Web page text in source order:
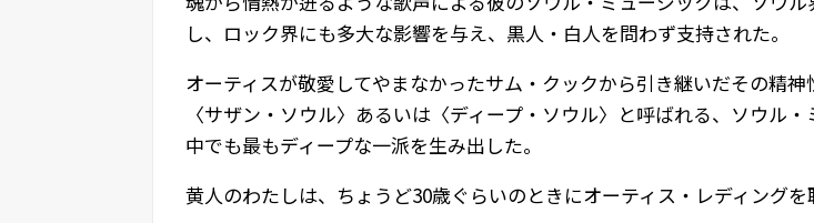
し、ロック界にも多大な影響を与え、黒人・白人を問わず支持された。
オーティスが敬愛してやまなかったサム・クックから引き継いだその精神
〈サザン・ソウル〉あるいは〈ディープ・ソウル〉と呼ばれる、ソウル
中でも最もディープな一派を生み出した。
黄人のわたしは、ちょうど30歳ぐらいのときにオーティス・レディングを